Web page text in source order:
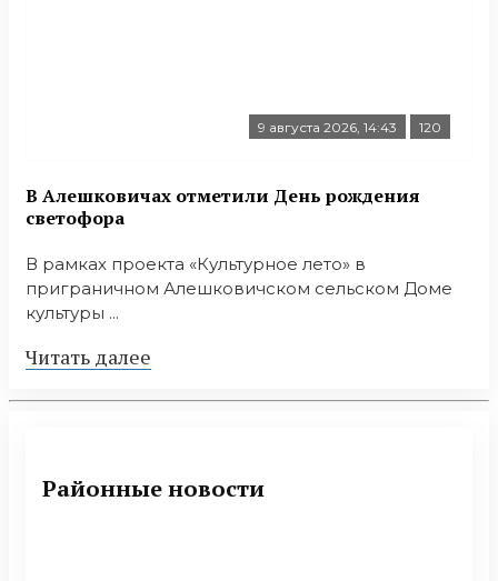
9 августа 2026, 14:43 120
В Алешковичах отметили День рождения
светофора
В рамках проекта «Культурное лето» в
приграничном Алешковичском сельском Доме
культуры ...
Читать далее
Районные новости